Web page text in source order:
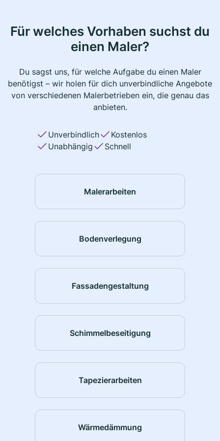
Für welches Vorhaben suchst du
einen Maler?
Du sagst uns, für welche Aufgabe du einen Maler
benötigst – wir holen für dich unverbindliche Angebote
von verschiedenen Malerbetrieben ein, die genau das
anbieten.
Unverbindlich
Kostenlos
Unabhängig
Schnell
Malerarbeiten
Bodenverlegung
Fassadengestaltung
Schimmelbeseitigung
Tapezierarbeiten
Wärmedämmung